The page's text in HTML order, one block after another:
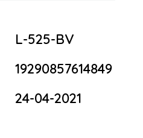
L-525-BV
19290857614849
24-04-2021